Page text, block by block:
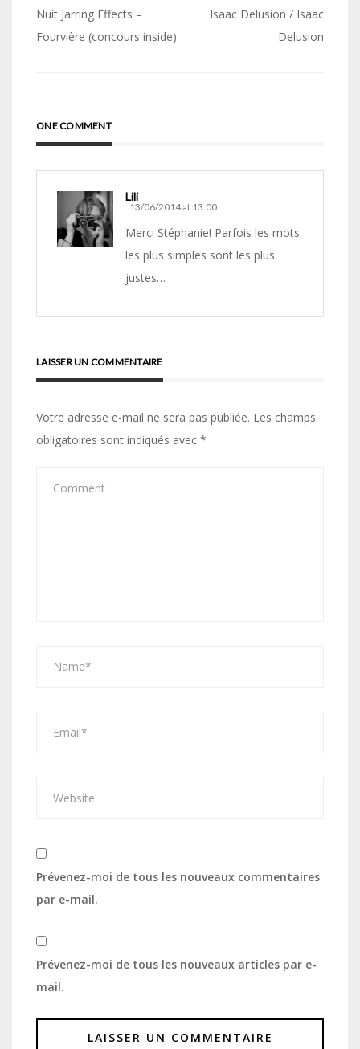
Navigation
de
Nuit Jarring Effects –
Fourvière (concours inside)
Isaac Delusion / Isaac
Delusion
ONE COMMENT
Lili
13/06/2014 at 13:00
Merci Stéphanie! Parfois les mots
les plus simples sont les plus
justes…
LAISSER UN COMMENTAIRE
Votre adresse e-mail ne sera pas publiée. Les champs
obligatoires sont indiqués avec *
Prévenez-moi de tous les nouveaux commentaires
par e-mail.
Prévenez-moi de tous les nouveaux articles par e-
mail.